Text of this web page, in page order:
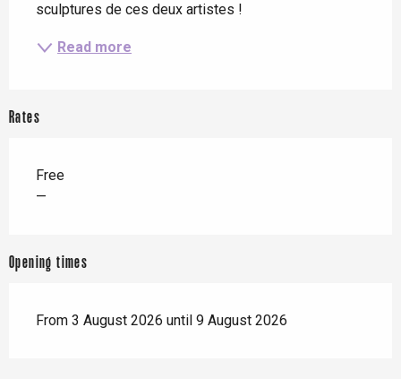
sculptures de ces deux artistes !
Read more
Rates
Free
—
Opening times
From 3 August 2026 until 9 August 2026